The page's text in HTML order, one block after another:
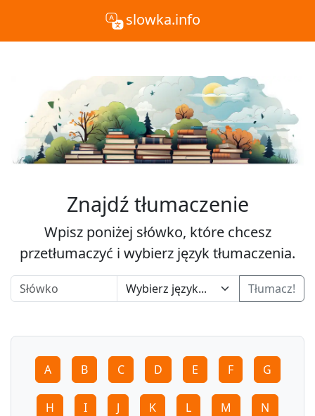
slowka.info
Znajdź tłumaczenie
Wpisz poniżej słówko, które chcesz
przetłumaczyć i wybierz język tłumaczenia.
Tłumacz!
A B C D E F G
H I J K L M N